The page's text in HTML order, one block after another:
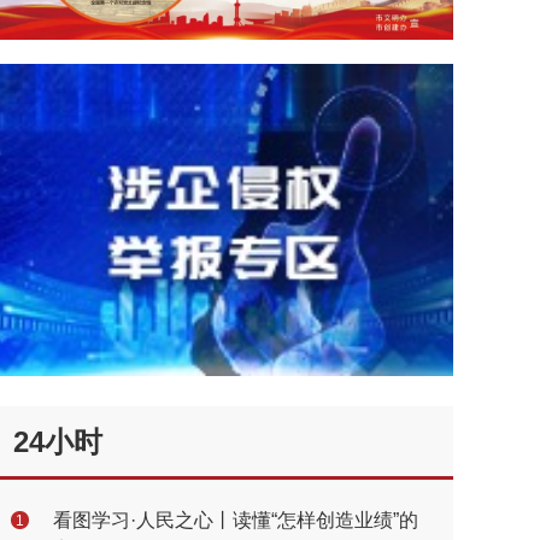
24小时
1
看图学习·人民之心丨读懂“怎样创造业绩”的